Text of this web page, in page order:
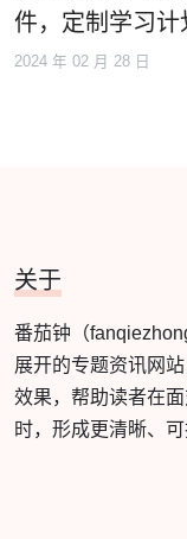
件，定制学习
2024 年 02 月 28 日
关于
番茄钟（
展开的专题资讯网
效果，帮助读者在
时，形成更清晰、